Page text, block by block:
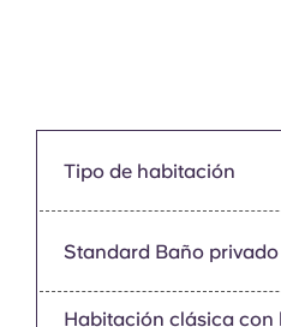
Tipo de habitación
Standard Baño privado
Habitación clásica con